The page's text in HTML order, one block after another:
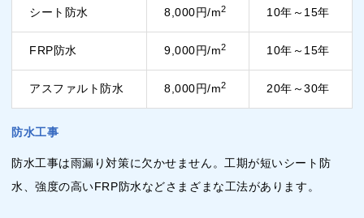
シート防水 8,000円/m2 10年～15年
FRP防水 9,000円/m2 10年～15年
アスファルト防水 8,000円/m2 20年～30年
防水工事
防水工事は雨漏り対策に欠かせません。工期が短いシート防
水、強度の高いFRP防水などさまざまな工法があります。